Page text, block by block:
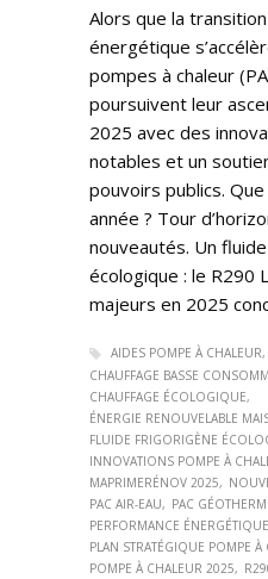
Alors que la transition
énergétique
pompes à chaleur
poursuivent leur
2025 avec des
notables et un
pouvoirs publics.
année ? Tour
nouveautés. Un
écologique : le R290
majeurs en 2025
AIDES POMPE À CHALEUR
CHAUFFAGE BASSE
CHAUFFAGE ÉCOLOGIQUE
ÉNERGIE RENOUVELABLE
FLUIDE FRIGORIGÈNE
INNOVATIONS POMPE À
MAPRIMERÉNOV 2025
PAC AIR-EAU
PAC
PERFORMANCE
PLAN STRATÉGIQUE POMPE À
POMPE À CHALEUR 2025